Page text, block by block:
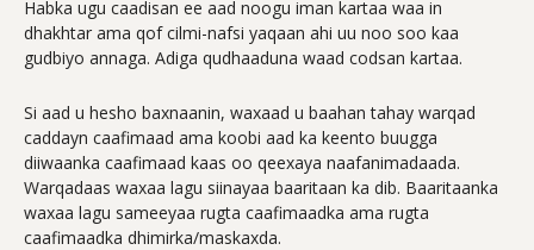
Habka ugu caadisan ee aad noogu iman kartaa waa in
dhakhtar ama qof cilmi-nafsi yaqaan ahi uu noo soo kaa
gudbiyo annaga. Adiga qudhaaduna waad codsan kartaa.
Si aad u hesho baxnaanin, waxaad u baahan tahay warqad
caddayn caafimaad ama koobi aad ka keento buugga
diiwaanka caafimaad kaas oo qeexaya naafanimadaada.
Warqadaas waxaa lagu siinayaa baaritaan ka dib. Baaritaanka
waxaa lagu sameeyaa rugta caafimaadka ama rugta
caafimaadka dhimirka/maskaxda.